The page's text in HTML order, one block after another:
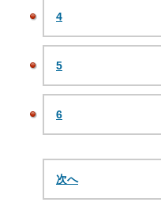
4
5
6
次へ